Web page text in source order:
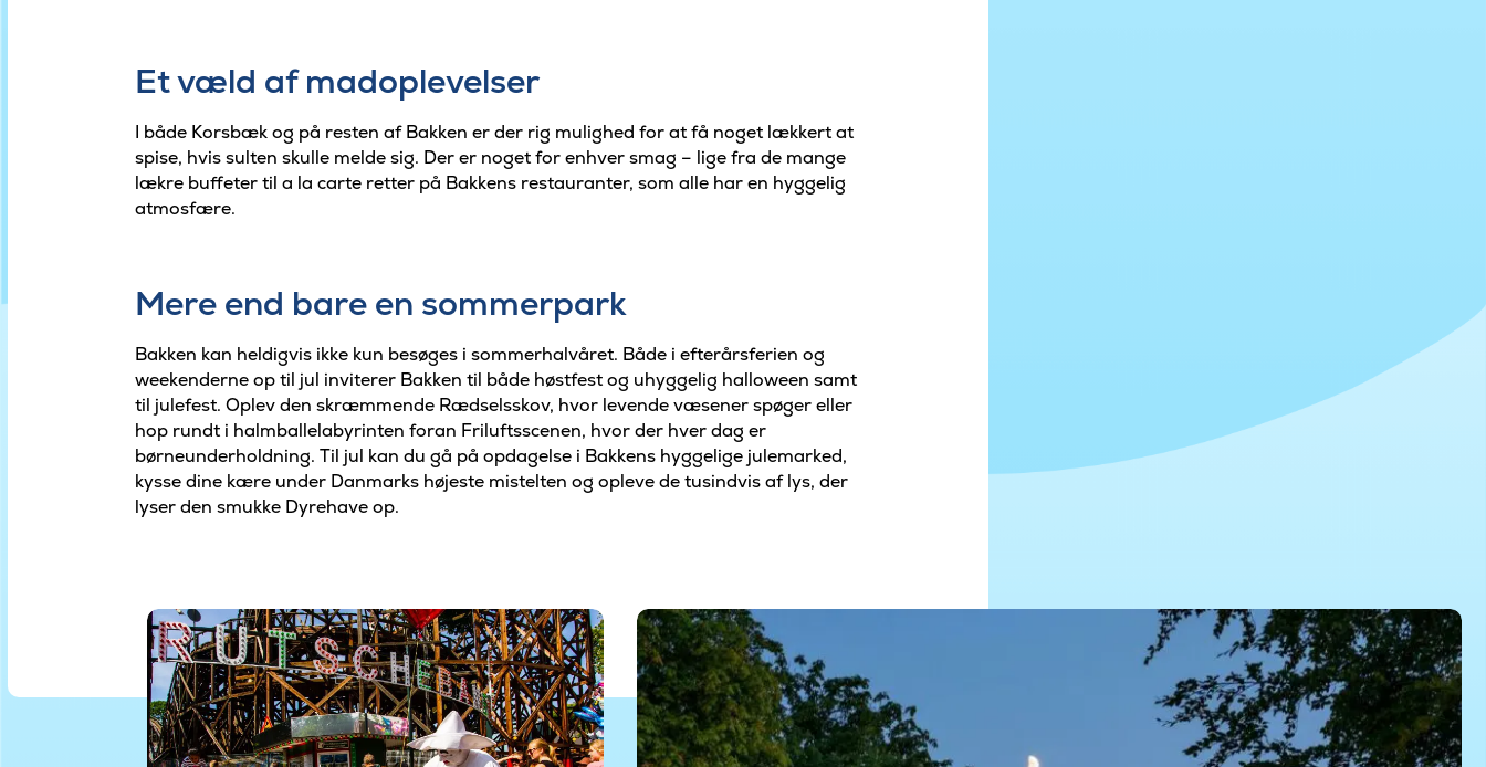
Et væld af madoplevelser
I både Korsbæk og på resten af Bakken er der rig mulighed for at få noget lækkert at
spise, hvis sulten skulle melde sig. Der er noget for enhver smag – lige fra de mange
lækre buffeter til a la carte retter på Bakkens restauranter, som alle har en hyggelig
atmosfære.
Mere end bare en sommerpark
Bakken kan heldigvis ikke kun besøges i sommerhalvåret. Både i efterårsferien og
weekenderne op til jul inviterer Bakken til både høstfest og uhyggelig halloween samt
til julefest. Oplev den skræmmende Rædselsskov, hvor levende væsener spøger eller
hop rundt i halmballelabyrinten foran Friluftsscenen, hvor der hver dag er
børneunderholdning. Til jul kan du gå på opdagelse i Bakkens hyggelige julemarked,
kysse dine kære under Danmarks højeste mistelten og opleve de tusindvis af lys, der
lyser den smukke Dyrehave op.